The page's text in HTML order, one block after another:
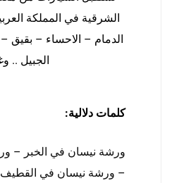
الشرقية في المملكة
الدمام – الاحساء –
الجبيل ..
كلمات دلالية:
ورشة نيسان في الخبر –
– ورشة نيسان في القطيف